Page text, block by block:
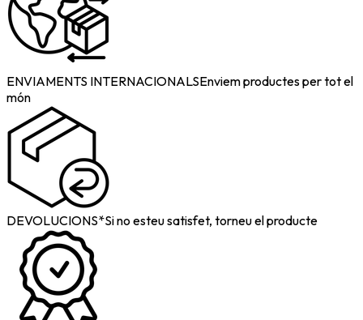
ENVIAMENTS INTERNACIONALSEnviem productes per tot el
món
DEVOLUCIONS*Si no esteu satisfet, torneu el producte